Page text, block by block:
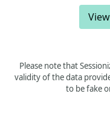
Please note that
validity of the data
to be fake